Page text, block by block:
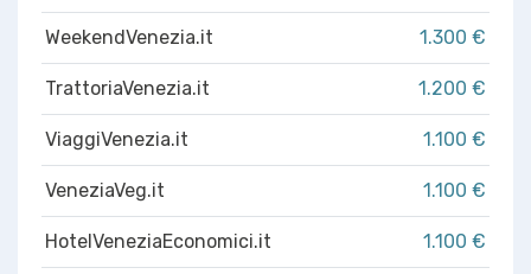
WeekendVenezia.it 1.300 €
TrattoriaVenezia.it 1.200 €
ViaggiVenezia.it 1.100 €
VeneziaVeg.it 1.100 €
HotelVeneziaEconomici.it 1.100 €